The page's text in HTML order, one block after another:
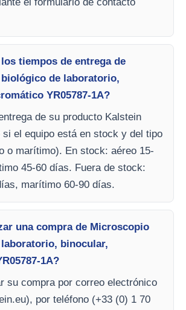
tiempos de entrega de
de laboratorio,
YR05787-1A?
de su producto Kalstein
si el equipo está en stock y del tipo
o marítimo). En stock: aéreo 15-
45-60 días. Fuera de stock:
marítimo 60-90 días.
una compra de Microscopio
binocular,
1A?
su compra por correo electrónico
), por teléfono (+33 (0) 1 70